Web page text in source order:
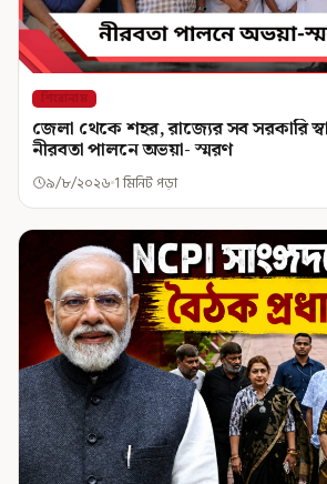
শিরোনাম
জেলা থেকে শহর, রাজ্যের সব সরকারি
নীরবতা পালনে অভয়া- স্মরণ
৯/৮/২০২৬ 1 মিনিট পড়া